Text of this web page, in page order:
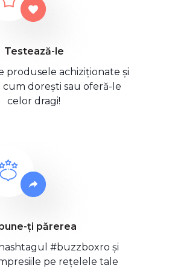
Testează-le
produsele achiziționate și
cum dorești sau oferă-le
celor dragi!
ți părerea
#buzzboxro și
pe rețelele tale